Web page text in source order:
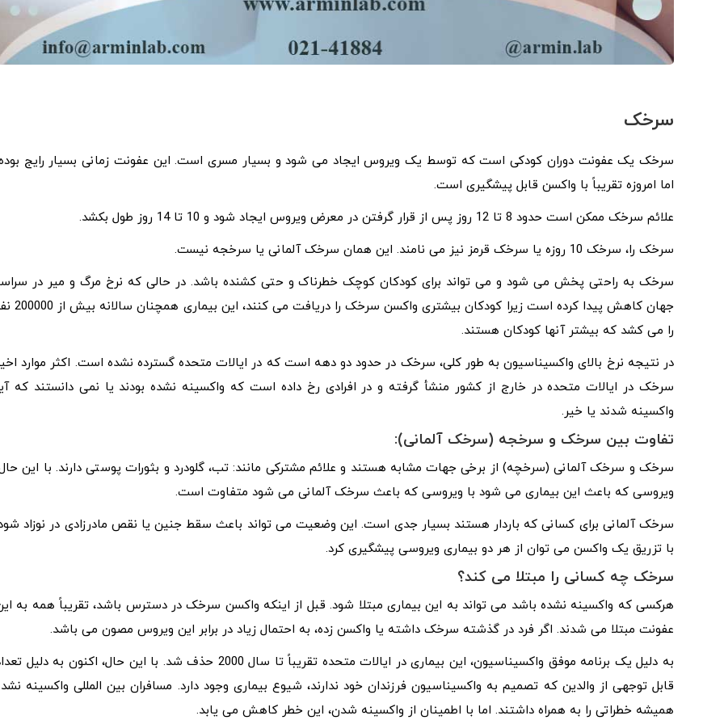
سرخک
سرخک یک عفونت دوران کودکی است که توسط یک ویروس ایجاد می شود و بسیار مسری است. این عفونت زمانی بسیار رایج
اما امروزه تقریباً با واکسن قابل پیشگیری است.
علائم سرخک ممکن است حدود 8 تا 12 روز پس از قرار گرفتن در معرض ویروس ایجاد شود و 10 تا 14 روز طول بکشد.
سرخک را، سرخک 10 روزه یا سرخک قرمز نیز می نامند. این همان سرخک آلمانی یا سرخجه نیست.
سرخک به راحتی پخش می شود و می تواند برای کودکان کوچک خطرناک و حتی کشنده باشد. در حالی که نرخ مرگ و میر در
جهان کاهش پیدا کرده است زیرا کودکان بیشتری واکسن سرخک را دریافت می
را می کشد که بیشتر آنها کودکان هستند.
در نتیجه نرخ بالای واکسیناسیون به طور کلی، سرخک در حدود دو دهه است که در ایالات متحده گسترده نشده است. اکثر موارد
سرخک در ایالات متحده در خارج از کشور منشأ گرفته و در افرادی رخ داده است که واکسینه نشده بودند یا نمی دانستند که
واکسینه شدند یا خیر.
تفاوت بین سرخک و سرخجه (سرخک آلمانی):
سرخک و سرخک آلمانی (سرخچه) از برخی جهات مشابه هستند و علائم مشترکی مانند: تب، گلودرد و بثورات پوستی دارند. با این
ویروسی که باعث این بیماری می شود با ویروسی که باعث سرخک آلمانی می شود متفاوت است.
سرخک آلمانی برای کسانی که باردار هستند بسیار جدی است. این وضعیت می تواند باعث سقط جنین یا نقص مادرزادی در نوزاد
با تزریق یک واکسن می توان از هر دو بیماری ویروسی پیشگیری کرد.
سرخک چه کسانی را مبتلا می کند؟
هرکسی که واکسینه نشده باشد می تواند به این بیماری مبتلا شود. قبل از اینکه واکسن سرخک در دسترس باشد، تقریباً همه به
عفونت مبتلا می شدند. اگر فرد در گذشته سرخک داشته یا واکسن زده، به احتمال زیاد در برابر این ویروس مصون می باشد.
به دلیل یک برنامه موفق واکسیناسیون، این بیماری در ایالات متحده تقریباً تا سال 2000 حذف شد. با این حال، اکنون به دلیل
قابل توجهی از والدین که تصمیم به واکسیناسیون فرزندان خود ندارند، شیوع بیماری وجود دارد. مسافران بین المللی واکسینه
همیشه خطراتی را به همراه داشتند. اما با اطمینان از واکسینه شدن، این خطر کاهش می یابد.